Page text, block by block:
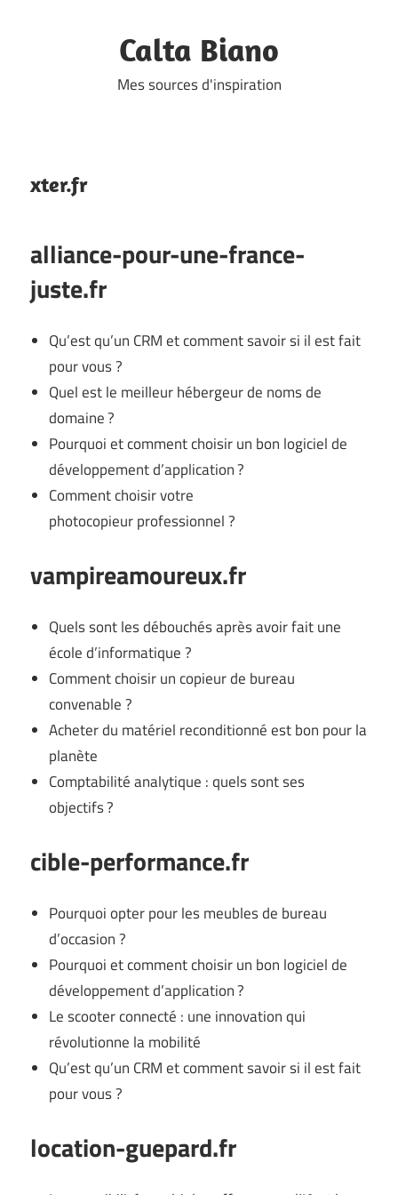
Calta Biano
Mes sources d'inspiration
xter.fr
alliance-pour-une-france-
juste.fr
Qu’est qu’un CRM et comment savoir si il est fait
pour vous ?
Quel est le meilleur hébergeur de noms de
domaine ?
Pourquoi et comment choisir un bon logiciel de
développement d’application ?
Comment choisir votre
photocopieur professionnel ?
vampireamoureux.fr
Quels sont les débouchés après avoir fait une
école d’informatique ?
Comment choisir un copieur de bureau
convenable ?
Acheter du matériel reconditionné est bon pour la
planète
Comptabilité analytique : quels sont ses
objectifs ?
cible-performance.fr
Pourquoi opter pour les meubles de bureau
d’occasion ?
Pourquoi et comment choisir un bon logiciel de
développement d’application ?
Le scooter connecté : une innovation qui
révolutionne la mobilité
Qu’est qu’un CRM et comment savoir si il est fait
pour vous ?
location-guepard.fr